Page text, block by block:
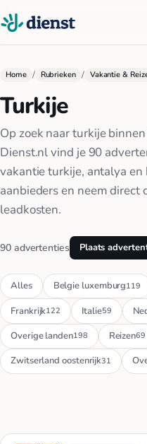
Home / Rubrieken / Vakantie &
Turkije
Op zoek naar turkije
Dienst.nl vind je 90
vakantie turkije, antalya
aanbieders en neem direct
leadkosten.
90 advertenties Plaats
Alles Belgie luxemburg119
Frankrijk122 Italie59
Overige landen198 Reizen69
Zwitserland oostenrijk31